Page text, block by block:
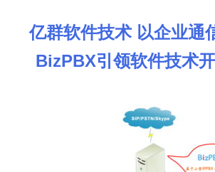
亿群软件技术 以企业通
BizPBX引领软件技术